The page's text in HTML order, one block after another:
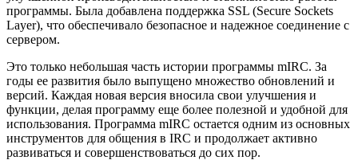
программы. Была добавлена поддержка SSL (Secure Sockets
Layer), что обеспечивало безопасное и надежное соединение с
сервером.
Это только небольшая часть истории программы mIRC. За
годы ее развития было выпущено множество обновлений и
версий. Каждая новая версия вносила свои улучшения и
функции, делая программу еще более полезной и удобной для
использования. Программа mIRC остается одним из основных
инструментов для общения в IRC и продолжает активно
развиваться и совершенствоваться до сих пор.